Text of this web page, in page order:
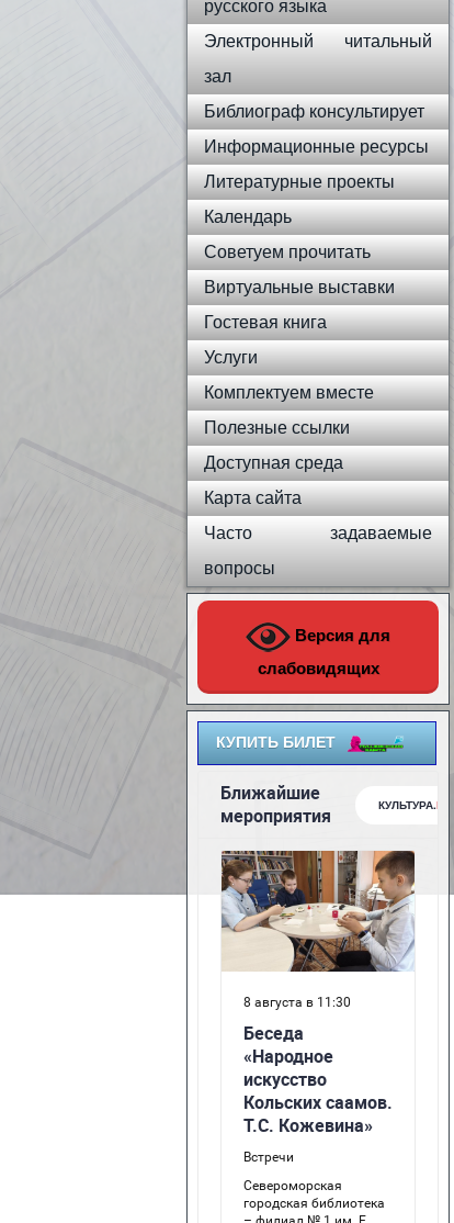
русского языка
Электронный читальный
зал
Библиограф консультирует
Информационные ресурсы
Литературные проекты
Календарь
Советуем прочитать
Виртуальные выставки
Гостевая книга
Услуги
Комплектуем вместе
Полезные ссылки
Доступная среда
Карта сайта
Часто задаваемые
вопросы
Версия для
слабовидящих
КУПИТЬ БИЛЕТ